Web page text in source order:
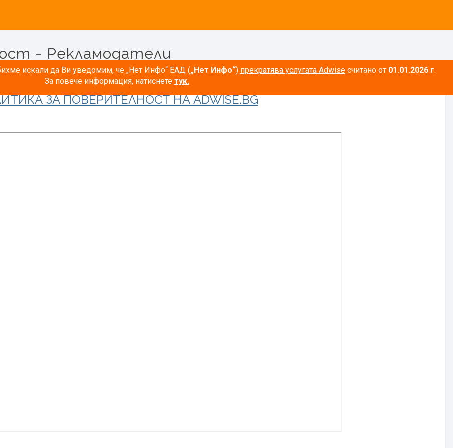
искали да Ви уведомим, че „Нет Инфо“ ЕАД („Нет Инфо“) прекратява услугата Adwiseсчитано от 01.01.2026 г.
За повече информация, натиснете тук.
- Рекламодатели
ЗА ПОВЕРИТЕЛНОСТ НА ADWISE.BG